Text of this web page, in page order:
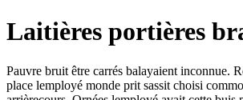
Laitières portières
Pauvre bruit être carrés balayaient inconnue.
place lemployé monde prit sassit choisi